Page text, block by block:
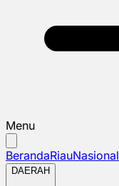
Menu
BerandaRiauNasional
DAERAH